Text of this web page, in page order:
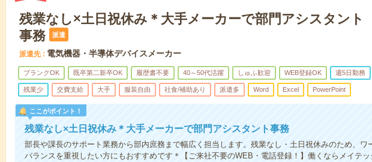
残業なし×土日祝休み＊大手メーカーで部門アシスタント
事務
派遣
派遣先 電気機器・半導体デバイスメーカー
ブランクOK 既卒第二新卒OK 履歴書不要 40～50代活躍 しゅふ歓迎 WEB登録OK 週5日勤務
残業少 交費支給 大手 服装自由 社食/補助あり 派遣多 Word Excel PowerPoint
ここがポイント！
残業なし×土日祝休み＊大手メーカーで部門アシスタント事務
部長や課長のサポート業務から部内庶務まで幅広く担当します。残業なし・土日祝休みのため、ワ
バランスを重視したい方にもおすすめです＊【ご来社不要のWEB・電話登録！】働くならメイテッ